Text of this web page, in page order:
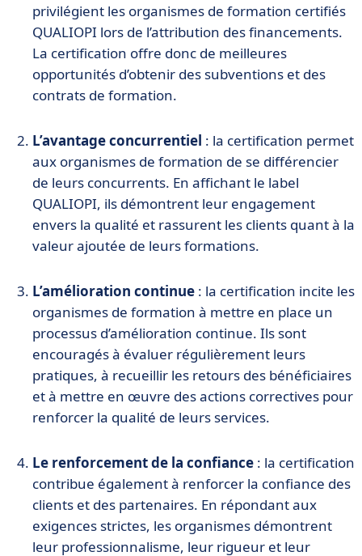
privilégient les organismes de formation certifiés
QUALIOPI lors de l’attribution des financements.
La certification offre donc de meilleures
opportunités d’obtenir des subventions et des
contrats de formation.
L’avantage concurrentiel : la certification permet
aux organismes de formation de se différencier
de leurs concurrents. En affichant le label
QUALIOPI, ils démontrent leur engagement
envers la qualité et rassurent les clients quant à la
valeur ajoutée de leurs formations.
L’amélioration continue : la certification incite les
organismes de formation à mettre en place un
processus d’amélioration continue. Ils sont
encouragés à évaluer régulièrement leurs
pratiques, à recueillir les retours des bénéficiaires
et à mettre en œuvre des actions correctives pour
renforcer la qualité de leurs services.
Le renforcement de la confiance : la certification
contribue également à renforcer la confiance des
clients et des partenaires. En répondant aux
exigences strictes, les organismes démontrent
leur professionnalisme, leur rigueur et leur